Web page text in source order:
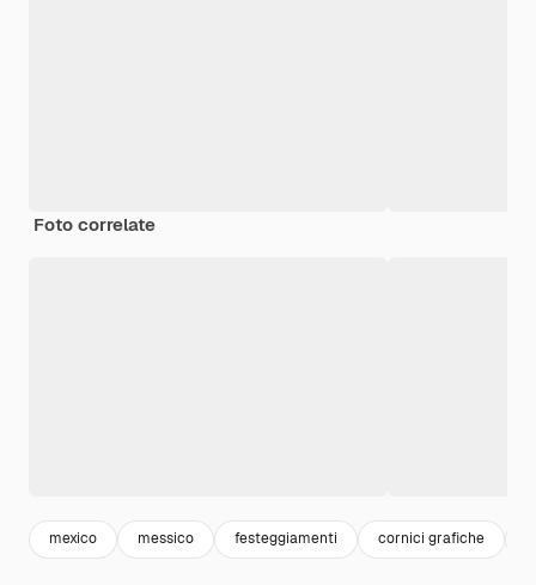
Foto correlate
mexico messico festeggiamenti cornici grafiche